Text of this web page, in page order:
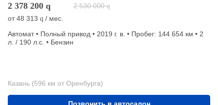
2 378 200 q 2 530 000 q
от48 313 q / мес.
Автомат • Полный привод • 2019 г. в. • Пробег: 144 654 км • 2
л. / 190 л.с. • Бензин
Казань (596 км от Оренбурга)